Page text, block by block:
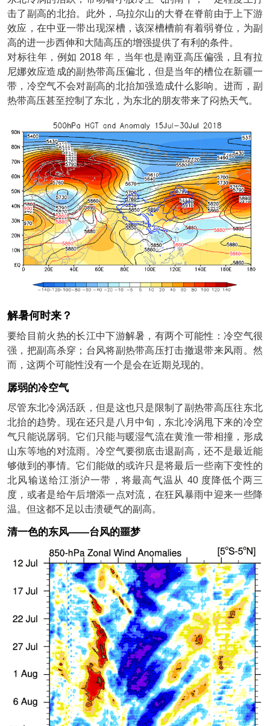
击了副高的北抬。此外，乌拉尔山的大脊在脊前由于上下游
效应，在中亚一带出现深槽，该深槽槽前有着弱脊位，为副
高的进一步西伸和大陆高压的增强提供了有利的条件。
对标往年，例如 2018 年，当年也是南亚高压偏强，且有拉
尼娜效应造成的副热带高压偏北，但是当年的槽位在新疆一
带，冷空气不会对副高的北抬加强造成什么影响。进而，副
热带高压甚至控制了东北，为东北的朋友带来了闷热天气。
解暑何时来？
要给目前火热的长江中下游解暑，有两个可能性：冷空气很
强，把副高杀穿；台风将副热带高压打击撤退带来风雨。然
而，这两个可能性没有一个是会在近期兑现的。
孱弱的冷空气
尽管东北冷涡活跃，但是这也只是限制了副热带高压往东北
北抬的趋势。现在还只是八月中旬，东北冷涡甩下来的冷空
气只能说孱弱。它们只能与暖湿气流在黄淮一带相撞，形成
山东等地的对流雨。冷空气要彻底击退副高，还不是最近能
够做到的事情。它们能做的或许只是将最后一些南下变性的
北风输送给江浙沪一带，将最高气温从 40 度降低个两三
度，或者是给午后增添一点对流，在狂风暴雨中迎来一些降
温。但这都不足以击溃硬气的副高。
清一色的东风——台风的噩梦